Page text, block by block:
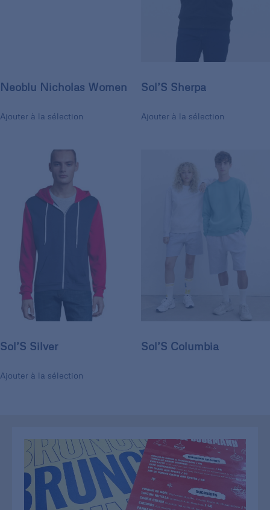
Neoblu Nicholas Women
Ajouter à la sélection
Sol’S Sherpa
Ajouter à la sélection
Sol’S Silver
Ajouter à la sélection
Sol’S Columbia